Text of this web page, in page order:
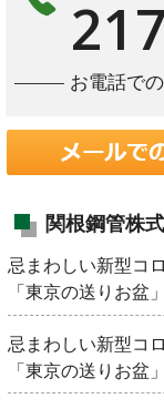
お電話で
関根鋼管株
忌まわしい新型コ
「東京の送りお盆
忌まわしい新型コ
「東京の送りお盆